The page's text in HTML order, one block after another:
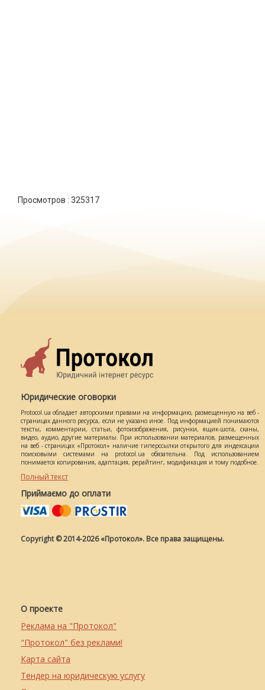
Просмотров : 325317
Юридические оговорки
Protocol.ua обладает авторскими правами на информацию, размещенную на веб -
страницах данного ресурса, если не указано иное. Под информацией понимаются
тексты, комментарии, статьи, фотоизображения, рисунки, ящик-шота, сканы,
видео, аудио, другие материалы. При использовании материалов, размещенных
на веб - страницах «Протокол» наличие гиперссылки открытого для индексации
поисковыми системами на protocol.ua обязательна. Под использованием
понимается копирования, адаптация, рерайтинг, модификация и тому подобное.
Полный текст
Приймаємо до оплати
Copyright © 2014-2026 «Протокол». Все права защищены.
О проекте
Реклама на "Протокол"
"Протокол" без реклами!
Карта сайта
Тендер на юридическую услугу